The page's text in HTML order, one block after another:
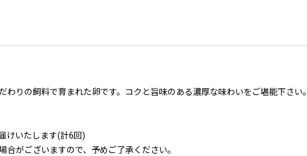
わりの飼料で育まれた卵です。コクと旨味のある濃厚な味わいをご堪能下さい。
けいたします(計6回)
がございますので、予めご了承ください。